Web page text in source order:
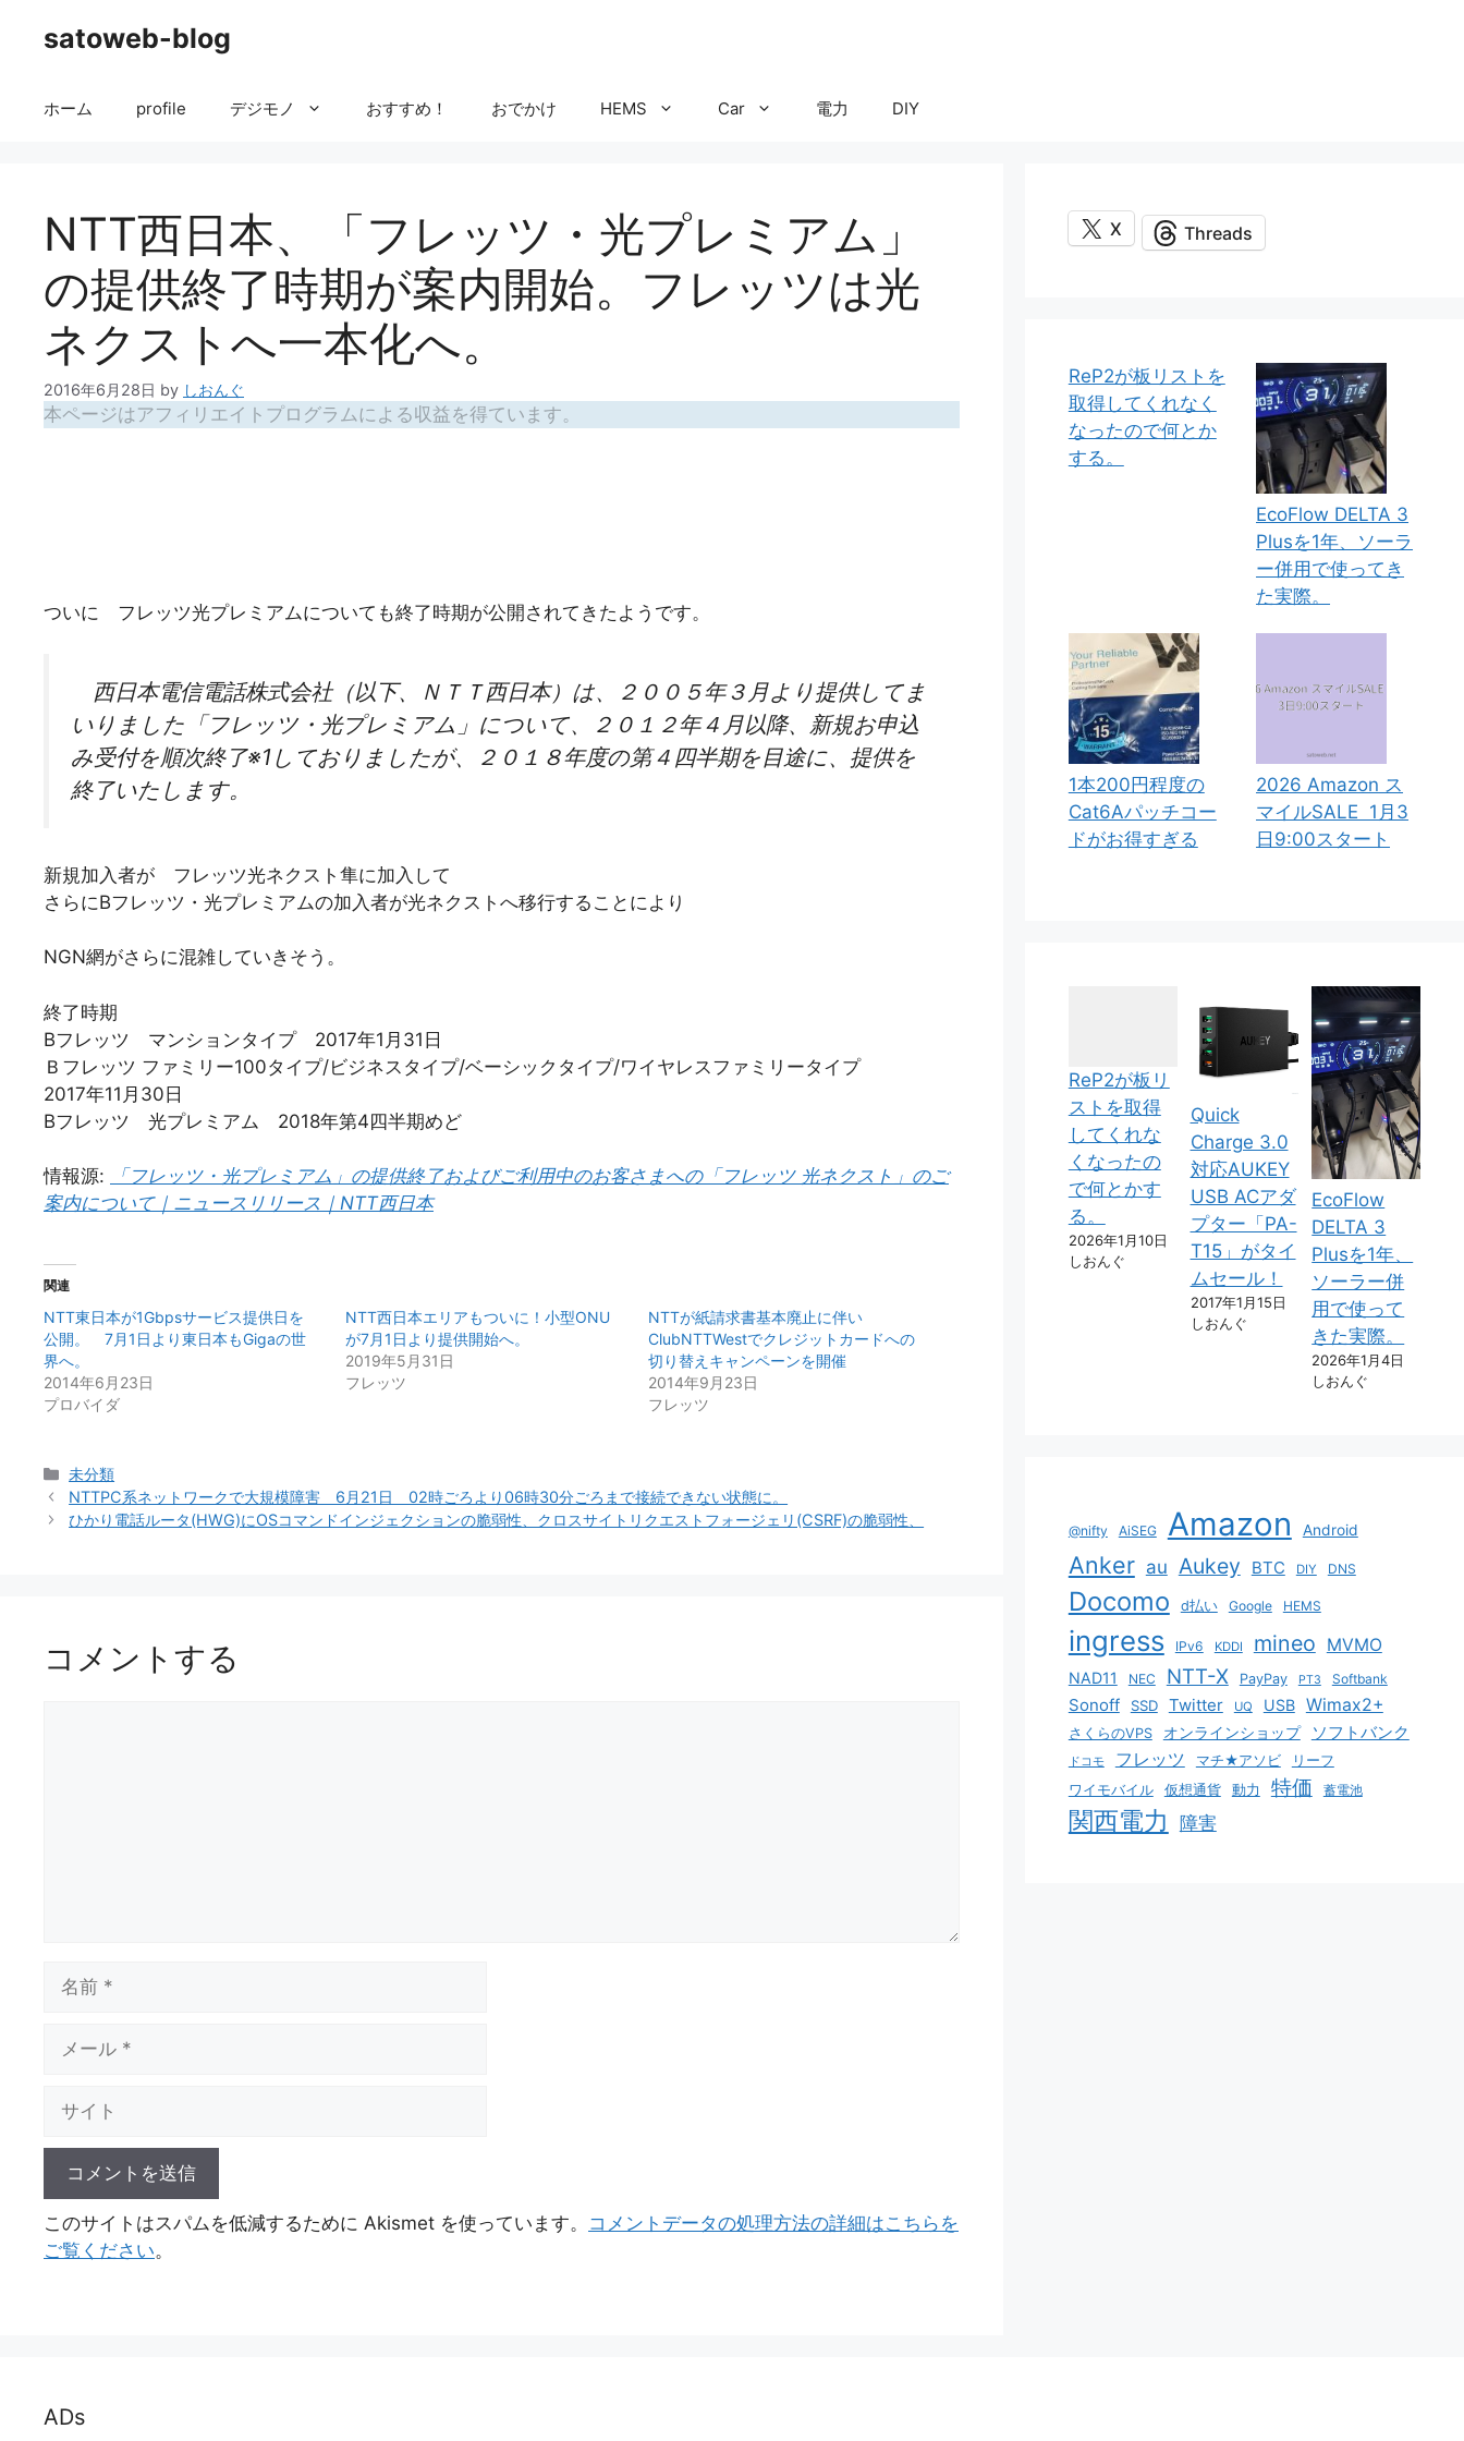
satoweb-blog
ホーム profile デジモノ おすすめ！ おでかけ HEMS Car 電力 DIY
NTT西日本、「フレッツ・光プレミアム」
の提供終了時期が案内開始。フレッツは光
ネクストへ一本化へ。
2016年6月28日 by しおんぐ
本ページはアフィリエイトプログラムによる収益を得ています。
ついに フレッツ光プレミアムについても終了時期が公開されてきたようです。
西日本電信電話株式会社（以下、ＮＴＴ西日本）は、２００５年３月より提供してま
いりました「フレッツ・光プレミアム」について、２０１２年４月以降、新規お申込
み受付を順次終了※1しておりましたが、２０１８年度の第４四半期を目途に、提供を
終了いたします。
新規加入者が フレッツ光ネクスト隼に加入して
さらにBフレッツ・光プレミアムの加入者が光ネクストへ移行することにより
NGN網がさらに混雑していきそう。
終了時期
Bフレッツ マンションタイプ 2017年1月31日
Ｂフレッツ ファミリー100タイプ/ビジネスタイプ/ベーシックタイプ/ワイヤレスファミリータイプ
2017年11月30日
Bフレッツ 光プレミアム 2018年第4四半期めど
情報源:
「フレッツ・光プレミアム」の提供終了およびご利用中のお客さまへの「フレッツ 光ネクスト」のご
案内について｜ニュースリリース｜NTT西日本
関連
NTT東日本が1Gbpsサービス提供日を
公開。 7月1日より東日本もGigaの世
界へ。
2014年6月23日
プロバイダ
NTT西日本エリアもついに！小型ONU
が7月1日より提供開始へ。
2019年5月31日
フレッツ
NTTが紙請求書基本廃止に伴い
ClubNTTWestでクレジットカードへの
切り替えキャンペーンを開催
2014年9月23日
フレッツ
カ
テ
ゴ
未分類
NTTPC系ネットワークで大規模障害 6月21日 02時ごろより06時30分ごろまで接続できない状態に。
ひかり電話ルータ(HWG)にOSコマンドインジェクションの脆弱性、クロスサイトリクエストフォージェリ(CSRF)の脆弱性、
コメントする
ト
このサイトはスパムを低減するために Akismet を使っています。 コメントデータの処理方法の詳細はこちらを
ご覧ください。
X Threads
ReP2が板リストを
取得してくれなく
なったので何とか
する。
EcoFlow DELTA 3
Plusを1年、ソーラ
ー併用で使ってき
た実際。
1本200円程度の
Cat6Aパッチコー
ドがお得すぎる
2026 Amazon ス
マイルSALE 1月3
日9:00スタート
ReP2が板リ
ストを取得
してくれな
くなったの
で何とかす
る。
2026年1月10日
しおんぐ
Quick
Charge 3.0
対応AUKEY
USB ACアダ
プター「PA-
T15」がタイ
ムセール！
2017年1月15日
しおんぐ
EcoFlow
DELTA 3
Plusを1年、
ソーラー併
用で使って
きた実際。
2026年1月4日
しおんぐ
@nifty AiSEG Amazon Android
Anker au Aukey BTC DIY DNS
Docomo d払い Google HEMS
ingress IPv6 KDDI mineo MVMO
NAD11 NEC NTT-X PayPay PT3 Softbank
Sonoff SSD Twitter UQ USB Wimax2+
さくらのVPS オンラインショップ ソフトバンク
ドコモ フレッツ マチ★アソビ
リーフ
ワイモバイル
仮想通貨 動力 特価 蓄電池
関西電力 障害
ADs